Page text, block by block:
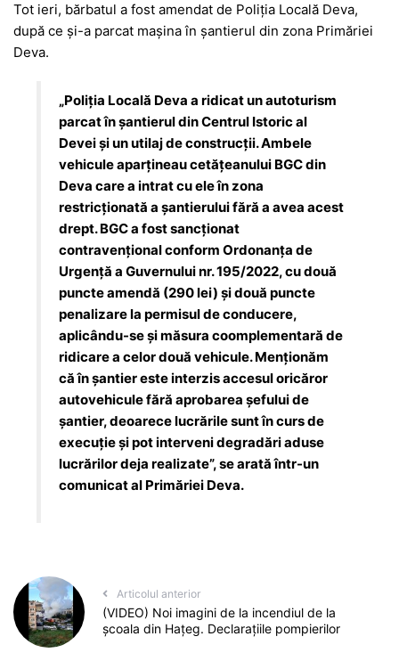
Tot ieri, bărbatul a fost amendat de Poliția Locală Deva,
după ce și-a parcat mașina în șantierul din zona Primăriei
Deva.
„Poliția Locală Deva a ridicat un autoturism
parcat în șantierul din Centrul Istoric al
Devei și un utilaj de construcții. Ambele
vehicule aparțineau cetățeanului BGC din
Deva care a intrat cu ele în zona
restricționată a șantierului fără a avea acest
drept. BGC a fost sancționat
contravențional conform Ordonanța de
Urgență a Guvernului nr. 195/2022, cu două
puncte amendă (290 lei) și două puncte
penalizare la permisul de conducere,
aplicându-se și măsura coomplementară de
ridicare a celor două vehicule. Menționăm
că în șantier este interzis accesul oricăror
autovehicule fără aprobarea șefului de
șantier, deoarece lucrările sunt în curs de
execuție și pot interveni degradări aduse
lucrărilor deja realizate”, se arată într-un
comunicat al Primăriei Deva.
Articolul anterior
(VIDEO) Noi imagini de la incendiul de la
școala din Hațeg. Declarațiile pompierilor